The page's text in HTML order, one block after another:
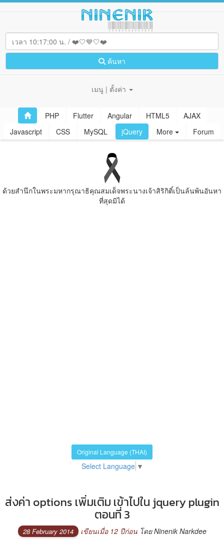
ค้นหา
เมนู | ตั้งค่า
PHP Flutter Angular HTML5
AJAX
Javascript
CSS MySQL jQuery More Forum
ด้วยสํานึกในพระมหากรุณาธิคุณสมเด็จพระนางเจ้าสิริกิติ์เป็นล้นพ้นอันหา
ที่สุดมิได้
Original Language (THAI)
Select Language ▼
ส่งค่า options เพิ่มเติม เข้าไปใน jquery plugin
ตอนที่ 3
28 February 2014 เขียนเมื่อ 12 ปีก่อนโดย Ninenik Narkdee